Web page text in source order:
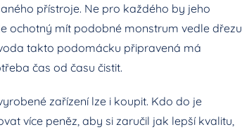
přístroje. Ne pro každého by jeho
ochotný mít podobné monstrum vedle dřezu
takto podomácku připravená má
čas od času čistit.
zařízení lze i koupit. Kdo do je
více peněz, aby si zaručil jak lepší kvalitu,